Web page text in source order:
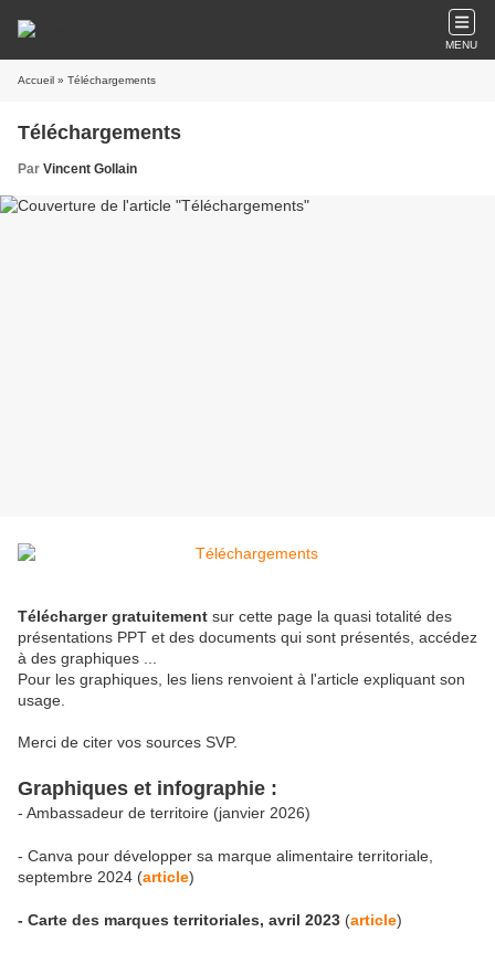
MENU
Accueil » Téléchargements
Téléchargements
Par Vincent Gollain
Télécharger gratuitement sur cette page la quasi totalité des
présentations PPT et des documents qui sont présentés, accédez
à des graphiques ...
Pour les graphiques, les liens renvoient à l'article expliquant son
usage.
Merci de citer vos sources SVP.
Graphiques et infographie :
- Ambassadeur de territoire (janvier 2026)
- Canva pour développer sa marque alimentaire territoriale,
septembre 2024 (article)
- Carte des marques territoriales, avril 2023 (article)